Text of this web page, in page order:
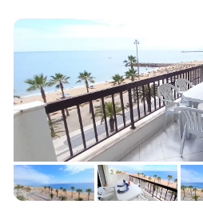
Meubles de terrasse. Très belle vue
lave-linge, fer à repasser, sèche-